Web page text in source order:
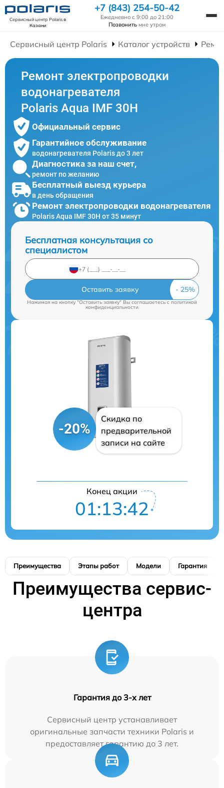
Сервисный центр Polarisв
Казани
+7 (843) 254-50-42
Ежедневно с 9:00 до 21:00
Позвонить мне утром
Сервисный центр Polaris Каталог устройств
Ремонт электропроводки
водонагревателя
Polaris Aqua IMF 30H
Официальный сервис
Гарантийное обслуживание
водонагревателя Polaris до 3 лет
Диагностика за наш счет,
ремонт по желанию
Бесплатный выезд курьера
в день обращения
Ремонт электропроводки водонагревателя
Polaris Aqua IMF 30H от 35 минут
Бесплатная консультация со
специалистом
Оставить заявку
Нажимая на кнопку "Оставить заявку" Вы соглашаетесь cполитикой
конфиденциальности
-20%
Скидка по
предварительной
записи на сайте
Конец акции
01:13:41
Преимущества Этапы работ Модели Гарантия
Преимущества сервис-
центра
Гарантия до 3-х лет
Сервисный центр устанавливает
оригинальные запчасти техники Polaris и
предоставляет гарантию до 3 лет.